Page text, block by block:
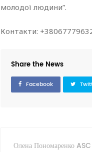
молодої людини”.
Контакти:
Share the News
Facebook
Олена Пономаренко ASC